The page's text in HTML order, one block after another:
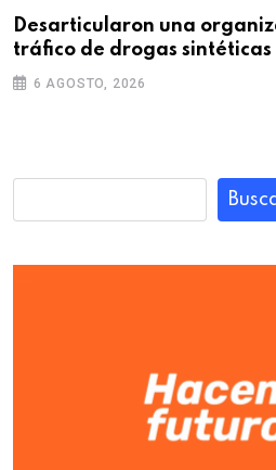
Desarticularon una
tráfico de drogas sintéticas
6 AGOSTO, 2026